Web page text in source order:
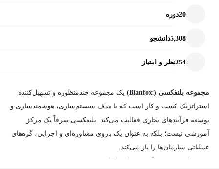
20دوره
5,308دانشجو
254نظر و امتیاز
مجموعه بلنفکسی (Blanfoxi)
یک مجموعه چندمنظوره و تسهیل‌کننده
استراتژیک کسب و کار است که با هدف سیستم‌سازی، هوشمندسازی و
توسعه فرآیندهای تجاری فعالیت می‌کند. بلنفکسی صرفاً یک مرکز
آموزشی نیست؛ بلکه به عنوان یک بازوی مشاوره‌ای و اجرایی، گره‌های
عملیاتی سازمان‌ها را باز می‌کند.